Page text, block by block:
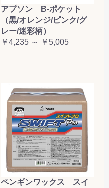
アプソン B-ポケット
（黒/オレンジ/ピンク/グ
レー/迷彩柄）
￥4,235 ～ ￥5,005
ペンギンワックス スイ